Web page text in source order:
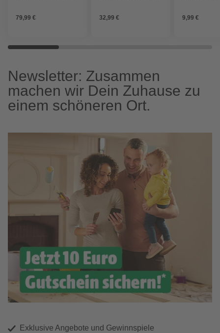
79,99 €
32,99 €
9,99 €
Newsletter: Zusammen
machen wir Dein Zuhause zu
einem schöneren Ort.
Exklusive Angebote und Gewinnspiele